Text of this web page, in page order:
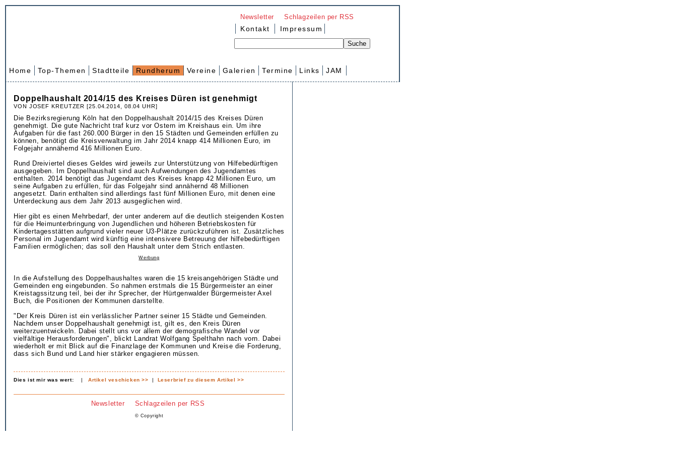
Newsletter Schlagzeilen per RSS
Kontakt Impressum
Home Top-Themen Stadtteile Rundherum Vereine Galerien Termine Links JAM
Doppelhaushalt 2014/15 des Kreises Düren ist genehmigt
VON JOSEF KREUTZER [25.04.2014, 08.04 UHR]
Die Bezirksregierung Köln hat den Doppelhaushalt 2014/15 des Kreises Düren
genehmigt. Die gute Nachricht traf kurz vor Ostern im Kreishaus ein. Um ihre
Aufgaben für die fast 260.000 Bürger in den 15 Städten und Gemeinden erfüllen zu
können, benötigt die Kreisverwaltung im Jahr 2014 knapp 414 Millionen Euro, im
Folgejahr annähernd 416 Millionen Euro.
Rund Dreiviertel dieses Geldes wird jeweils zur Unterstützung von Hilfebedürftigen
ausgegeben. Im Doppelhaushalt sind auch Aufwendungen des Jugendamtes
enthalten. 2014 benötigt das Jugendamt des Kreises knapp 42 Millionen Euro, um
seine Aufgaben zu erfüllen, für das Folgejahr sind annähernd 48 Millionen
angesetzt. Darin enthalten sind allerdings fast fünf Millionen Euro, mit denen eine
Unterdeckung aus dem Jahr 2013 ausgeglichen wird.
Hier gibt es einen Mehrbedarf, der unter anderem auf die deutlich steigenden Kosten
für die Heimunterbringung von Jugendlichen und höheren Betriebskosten für
Kindertagesstätten aufgrund vieler neuer U3-Plätze zurückzuführen ist. Zusätzliches
Personal im Jugendamt wird künftig eine intensivere Betreuung der hilfebedürftigen
Familien ermöglichen; das soll den Haushalt unter dem Strich entlasten.
Werbung
In die Aufstellung des Doppelhaushaltes waren die 15 kreisangehörigen Städte und
Gemeinden eng eingebunden. So nahmen erstmals die 15 Bürgermeister an einer
Kreistagssitzung teil, bei der ihr Sprecher, der Hürtgenwalder Bürgermeister Axel
Buch, die Positionen der Kommunen darstellte.
"Der Kreis Düren ist ein verlässlicher Partner seiner 15 Städte und Gemeinden.
Nachdem unser Doppelhaushalt genehmigt ist, gilt es, den Kreis Düren
weiterzuentwickeln. Dabei stellt uns vor allem der demografische Wandel vor
vielfältige Herausforderungen", blickt Landrat Wolfgang Spelthahn nach vorn. Dabei
wiederholt er mit Blick auf die Finanzlage der Kommunen und Kreise die Forderung,
dass sich Bund und Land hier stärker engagieren müssen.
Dies ist mir was wert: |Artikel veschicken >> | Leserbrief zu diesem Artikel >>
Newsletter Schlagzeilen per RSS
© Copyright